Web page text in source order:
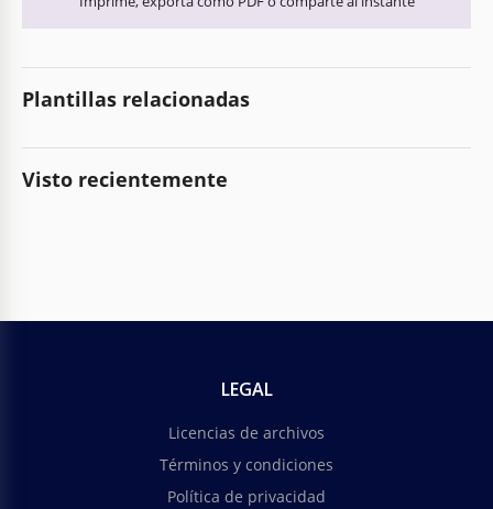
Plantillas relacionadas
Visto recientemente
LEGAL
Licencias de archivos
Términos y condiciones
Política de privacidad